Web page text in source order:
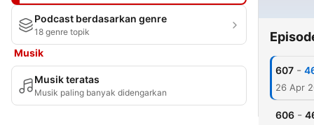
Podcast berdasarkan genre
18 genre topik
Musik
Musik teratas
Musik paling banyak didengarkan
607 -
26 Apr
606 -